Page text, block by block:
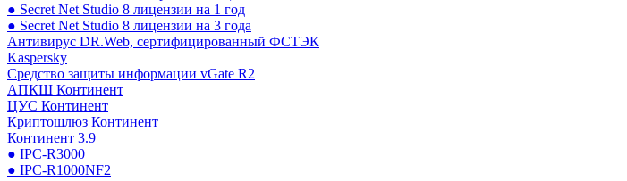
● Secret Net Studio 8 лицензии на 1 год
● Secret Net Studio 8 лицензии на 3 года
Антивирус DR.Web, сертифицированный ФСТЭК
Kaspersky
Средство защиты информации vGate R2
АПКШ Континент
ЦУС Континент
Криптошлюз Континент
Континент 3.9
● IPC-R3000
● IPC-R1000NF2